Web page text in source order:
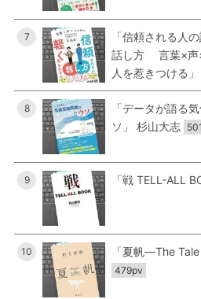
7
「信頼される人
話し方 言葉×声
人を惹きつける
8
「データが語る
ソ」 杉山大志
9 「戦 TELL-ALL
10 「夏帆―The
479pv